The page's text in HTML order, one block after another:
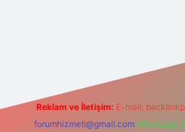
Reklam ve İletişim: E-mail:
forumhizmeti@gmail.com Whatsapp: